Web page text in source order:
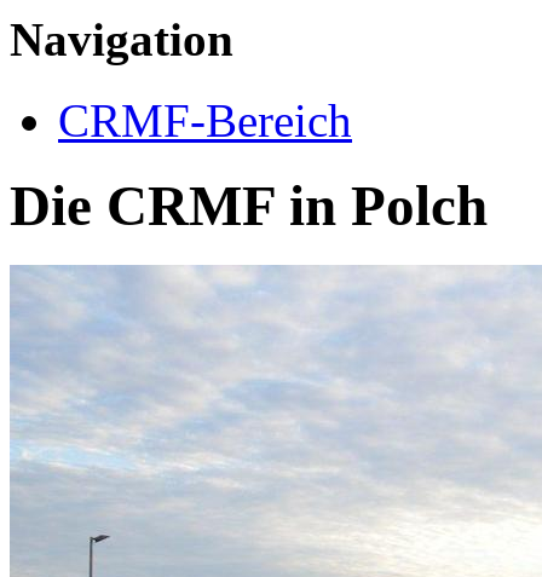
Navigation
CRMF-Bereich
Die CRMF in Polch